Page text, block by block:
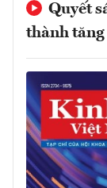
Quyết
thành